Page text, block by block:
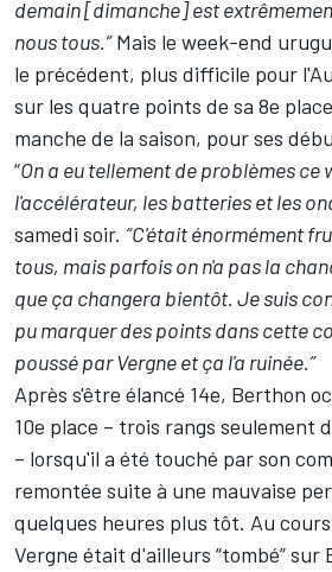
demain [dimanche] est
nous tous.”Mais le week-end
le précédent, plus difficile pour
sur les quatre points de sa 8e
manche de la saison, pour ses
“On a eu tellement de problèmes ce
l'accélérateur, les batteries et les
samedi soir. “C'était énormément
tous, mais parfois on n'a pas la
que ça changera bientôt. Je suis
pu marquer des points dans cette
poussé par Vergne et ça l'a ruinée.”
Après s'être élancé 14e, Berthon
10e place – trois rangs seulement
– lorsqu'il a été touché par son
remontée suite à une mauvaise
quelques heures plus tôt. Au
Vergne était d'ailleurs “tombé”